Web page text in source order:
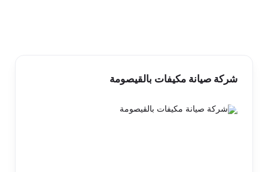
شركة صيانة مكيفات بالقيصومة